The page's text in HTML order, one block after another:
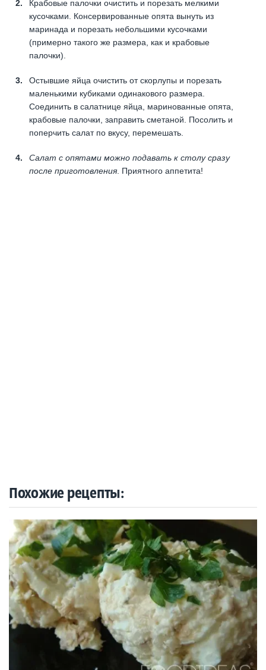
Крабовые палочки очистить и порезать мелкими
кусочками. Консервированные опята вынуть из
маринада и порезать небольшими кусочками
(примерно такого же размера, как и крабовые
палочки).
Остывшие яйца очистить от скорлупы и порезать
маленькими кубиками одинакового размера.
Соединить в салатнице яйца, маринованные опята,
крабовые палочки, заправить сметаной. Посолить и
поперчить салат по вкусу, перемешать.
Салат с опятами можно подавать к столу сразу
после приготовления . Приятного аппетита!
Похожие рецепты: